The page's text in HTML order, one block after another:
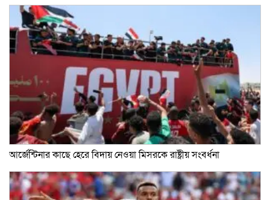
আর্জেন্টিনার কাছে হেরে বিদায় নেওয়া মিসরকে রাষ্ট্রীয় সংবর্ধনা